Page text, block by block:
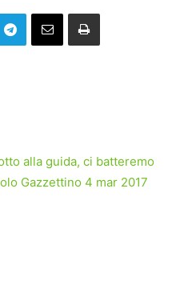
alla guida, ci batteremo
Gazzettino 4 mar 2017